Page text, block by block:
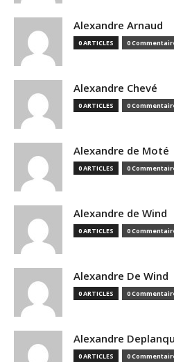
Alexandre Arnaud
0 ARTICLES 0
Alexandre Chevé
0 ARTICLES 0
Alexandre de Moté
0 ARTICLES 0
Alexandre de Wind
0 ARTICLES 0
Alexandre De Wind
0 ARTICLES 0
Alexandre
0 ARTICLES 0